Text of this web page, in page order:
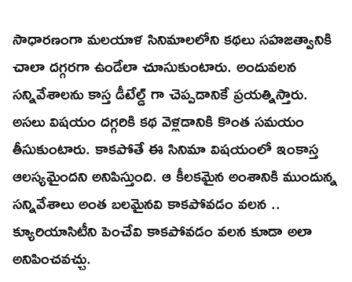
సాధారణంగా మలయాళ సినిమాలలోని కథలు సహజత్వానికి
చాలా దగ్గరగా ఉండేలా చూసుకుంటారు. అందువలన
సన్నివేశాలను కాస్త డీటేల్డ్ గా చెప్పడానికే ప్రయత్నిస్తారు.
అసలు విషయం దగ్గరికి కథ వెళ్లడానికి కొంత సమయం
తీసుకుంటారు. కాకపోతే ఈ సినిమా విషయంలో ఇంకాస్త
ఆలస్యమైందని అనిపిస్తుంది. ఆ కీలకమైన అంశానికి ముందున్న
సన్నివేశాలు అంత బలమైనవి కాకపోవడం వలన ..
క్యూరియాసిటీని పెంచేవి కాకపోవడం వలన కూడా అలా
అనిపించవచ్చు.